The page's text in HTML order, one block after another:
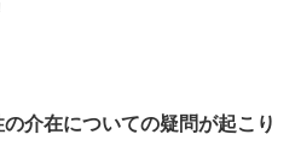
の介在についての疑問が起こり